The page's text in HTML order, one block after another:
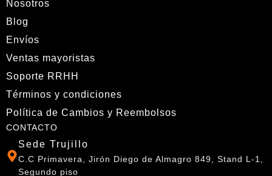
Nosotros
Blog
Envíos
Ventas mayoristas
Soporte RRHH
Términos y condiciones
Política de Cambios y Reembolsos
CONTACTO
Sede Trujillo
C.C Primavera, Jirón Diego de Almagro 849, Stand L-1,
Segundo piso